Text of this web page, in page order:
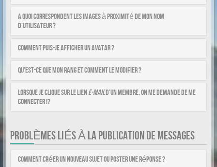
A quoi correspondent les images à proximité de mon nom
d’utilisateur ?
Comment puis-je afficher un avatar ?
Qu’est-ce que mon rang et comment le modifier ?
Lorsque je clique sur le liene-maild’un membre, on me demande de me
connecter !?
PROBLÈMES LIÉS À LA PUBLICATION DE MESSAGES
Comment créer un nouveau sujet ou poster une réponse ?